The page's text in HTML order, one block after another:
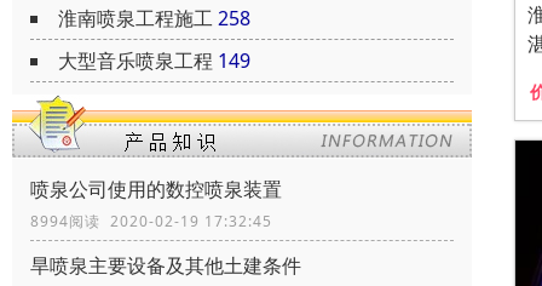
淮南喷泉工程施工258
大型音乐喷泉工程 149
喷泉公司使用的数控喷泉装置
8994阅读 2020-02-19 17:32:45
旱喷泉主要设备及其他土建条件